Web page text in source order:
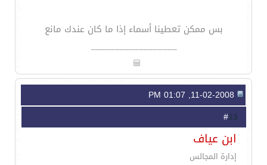
بس ممكن تعطينا أسماء إذا ما كان عندك مانع
__________________
13
ابن عياف
إدارة المجالس